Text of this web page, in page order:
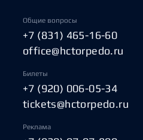
Общие вопросы
+7 (831) 465-16-60
office@hctorpedo.ru
Билеты
+7 (920) 006-05-34
tickets@hctorpedo.ru
Реклама